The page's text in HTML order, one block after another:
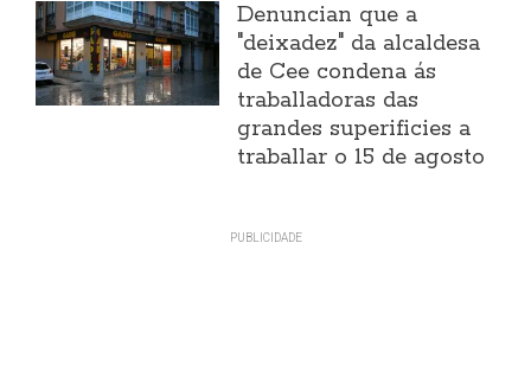
Denuncian que a
"deixadez" da alcaldesa
de Cee condena ás
traballadoras das
grandes superificies a
traballar o 15 de agosto